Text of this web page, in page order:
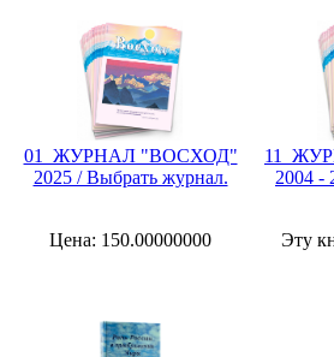
01_ЖУРНАЛ "ВОСХОД"
2025 / Выбрать журнал.
Цена: 150.00000000
2004 -
Эту